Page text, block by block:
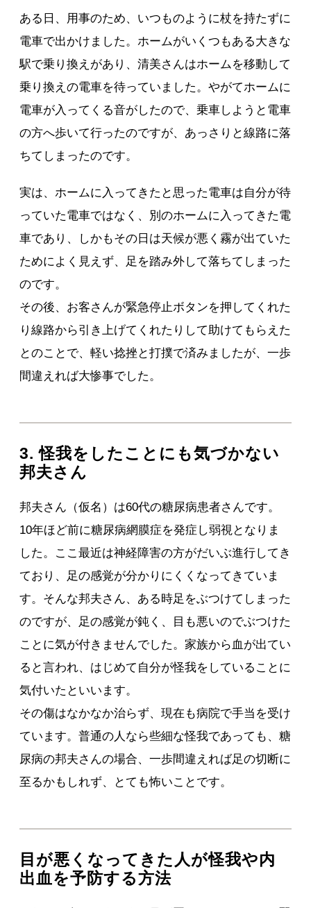
ある日、用事のため、いつものように杖を持たずに
電車で出かけました。ホームがいくつもある大きな
駅で乗り換えがあり、清美さんはホームを移動して
乗り換えの電車を待っていました。やがてホームに
電車が入ってくる音がしたので、乗車しようと電車
の方へ歩いて行ったのですが、あっさりと線路に落
ちてしまったのです。
実は、ホームに入ってきたと思った電車は自分が待
っていた電車ではなく、別のホームに入ってきた電
車であり、しかもその日は天候が悪く霧が出ていた
ためによく見えず、足を踏み外して落ちてしまった
のです。
その後、お客さんが緊急停止ボタンを押してくれた
り線路から引き上げてくれたりして助けてもらえた
とのことで、軽い捻挫と打撲で済みましたが、一歩
間違えれば大惨事でした。
3. 怪我をしたことにも気づかない
邦夫さん
邦夫さん（仮名）は60代の糖尿病患者さんです。
10年ほど前に糖尿病網膜症を発症し弱視となりま
した。ここ最近は神経障害の方がだいぶ進行してき
ており、足の感覚が分かりにくくなってきていま
す。そんな邦夫さん、ある時足をぶつけてしまった
のですが、足の感覚が鈍く、目も悪いのでぶつけた
ことに気が付きませんでした。家族から血が出てい
ると言われ、はじめて自分が怪我をしていることに
気付いたといいます。
その傷はなかなか治らず、現在も病院で手当を受け
ています。普通の人なら些細な怪我であっても、糖
尿病の邦夫さんの場合、一歩間違えれば足の切断に
至るかもしれず、とても怖いことです。
目が悪くなってきた人が怪我や内
出血を予防する方法